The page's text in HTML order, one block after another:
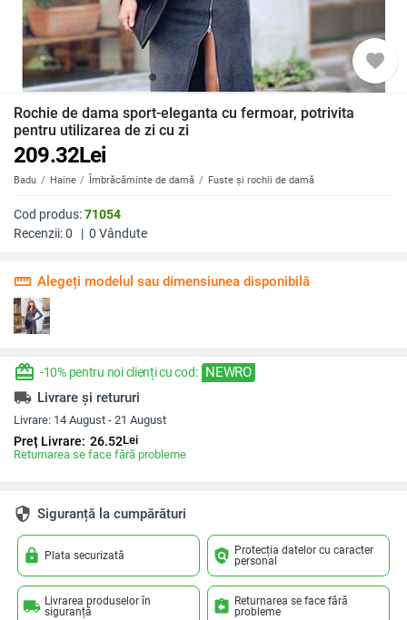
favorite
Rochie de dama sport-eleganta cu fermoar, potrivita
pentru utilizarea de zi cu zi
209.32Lei
Badu Haine Îmbrăcăminte de damă Fuste și rochii de damă
Cod produs:71054
Recenzii:0 | 0 Vândute
straighten Alegeți modelul sau dimensiunea disponibilă
redeem -10% pentru noi clienți cu cod: NEWRO
local_shipping Livrare și retururi
Livrare: 14 August - 21 August
Preț Livrare: 26.52Lei
Returnarea se face fără probleme
security Siguranță la cumpărături
lock Plata securizată policy Protecția datelor cu caracter
personal
local_shipping Livrarea produselor în
siguranță
assignment_return Returnarea se face fără
probleme